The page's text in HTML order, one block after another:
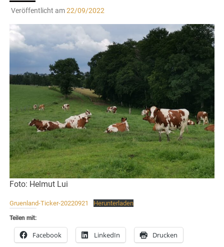
Veröffentlicht am22/09/2022
Foto: Helmut Lui
Gruenland-Ticker-20220921 Herunterladen
Teilen mit:
Facebook LinkedIn Drucken